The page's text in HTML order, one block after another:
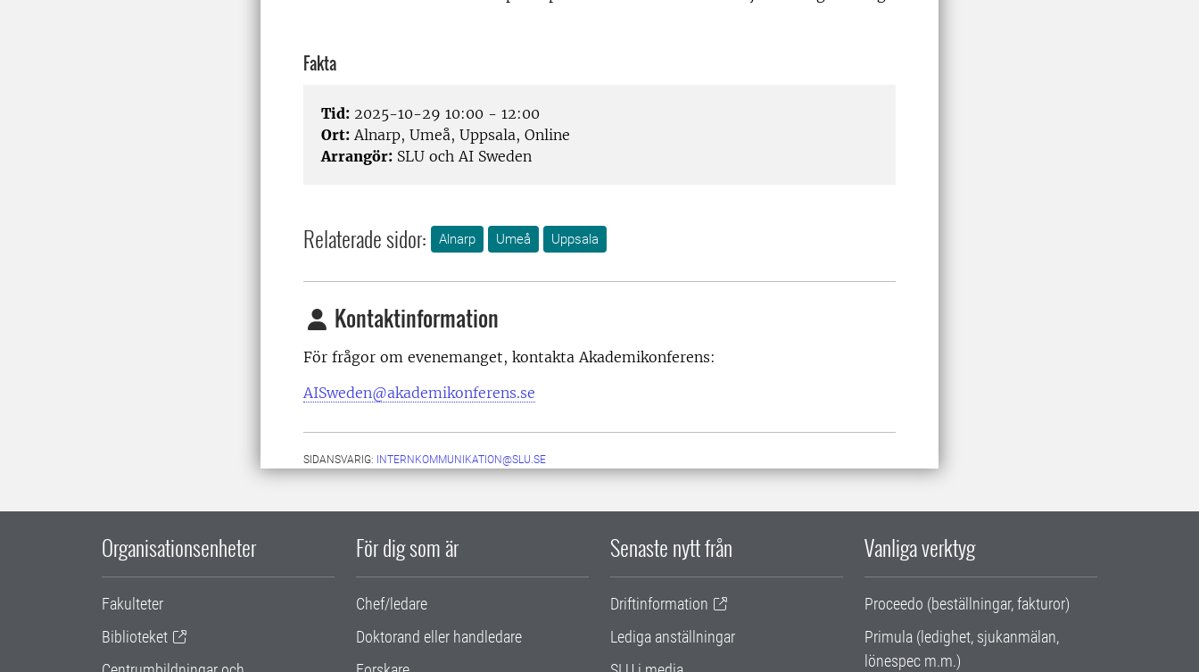
Fakta
Tid: 2025-10-29 10:00 - 12:00
Ort: Alnarp, Umeå, Uppsala, Online
Arrangör: SLU och AI Sweden
Relaterade sidor: Alnarp Umeå Uppsala
Kontaktinformation
För frågor om evenemanget, kontakta Akademikonferens:
AISweden@akademikonferens.se
SIDANSVARIG: INTERNKOMMUNIKATION@SLU.SE
Organisationsenheter
Fakulteter
Biblioteket
För dig som är
Chef/ledare
Doktorand eller handledare
Senaste nytt från
Driftinformation
Lediga anställningar
Vanliga verktyg
Proceedo (beställningar, fakturor)
Primula (ledighet, sjukanmälan,
lönespec m.m.)